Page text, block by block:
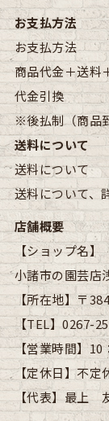
お支払方法
お支払方法
商品代金＋送料
代金引換
※後払制（商品
送料について
送料について
送料について、
店舗概要
【ショップ名】
小諸市の園芸店
【所在地】 〒
【TEL】0267-
【営業時間】10
【定休日】不定
【代表】 最上